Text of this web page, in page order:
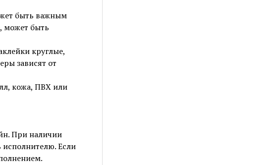
быть важным
может быть
круглые,
зависят от
кожа, ПВХ или
При наличии
исполнителю. Если